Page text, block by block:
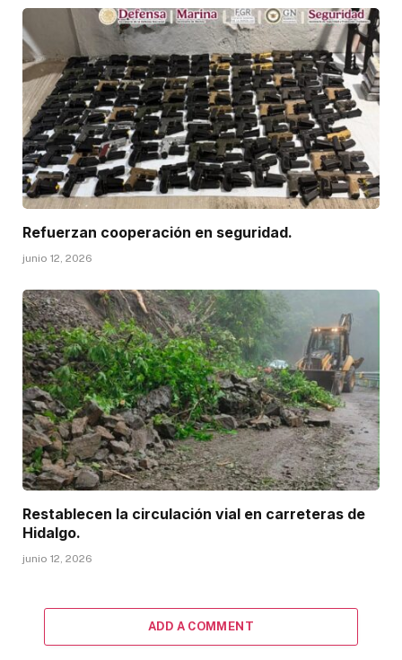
Refuerzan cooperación en seguridad.
junio 12, 2026
Restablecen la circulación vial en carreteras de
Hidalgo.
junio 12, 2026
ADD A COMMENT